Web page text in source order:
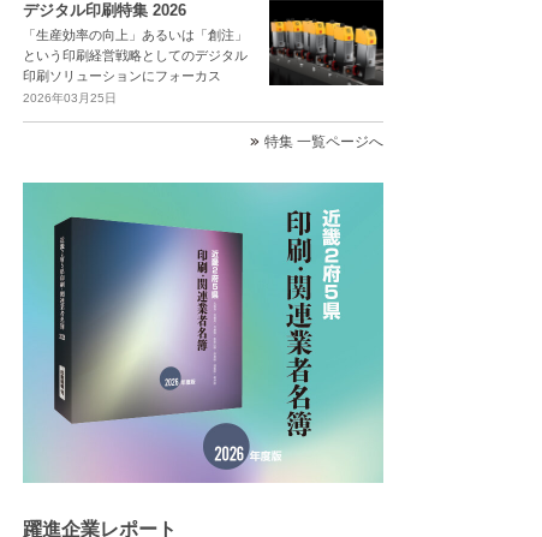
デジタル印刷特集 2026
「生産効率の向上」あるいは「創注」
という印刷経営戦略としてのデジタル
印刷ソリューションにフォーカス
2026年03月25日
特集 一覧ページへ
躍進企業レポート